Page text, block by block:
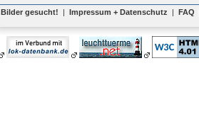
Bilder gesucht! | Impressum + Datenschutz | FAQ